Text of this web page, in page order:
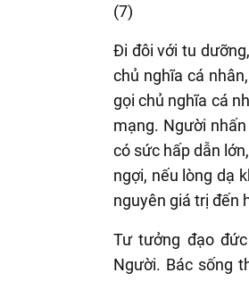
(7)
Đi đôi với tu
chủ nghĩa cá
gọi chủ nghĩa cá
mạng. Người
có sức hấp dẫn
ngợi, nếu lòng dạ
nguyên giá trị đến
Tư tưởng đạo
Người. Bác sống